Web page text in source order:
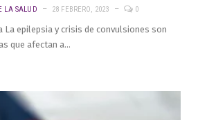
LA SALUD 28 FEBRERO, 2023 0
La epilepsia y crisis de convulsiones son
que afectan a…